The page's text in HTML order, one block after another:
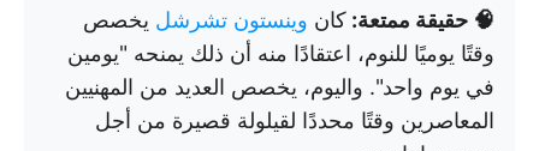
🧠 حقيقة ممتعة: كان وينستون تشرشل يخصص
وقتًا يوميًا للنوم، اعتقادًا منه أن ذلك يمنحه "يومين
في يوم واحد". واليوم، يخصص العديد من المهنيين
المعاصرين وقتًا محددًا لقيلولة قصيرة من أجل